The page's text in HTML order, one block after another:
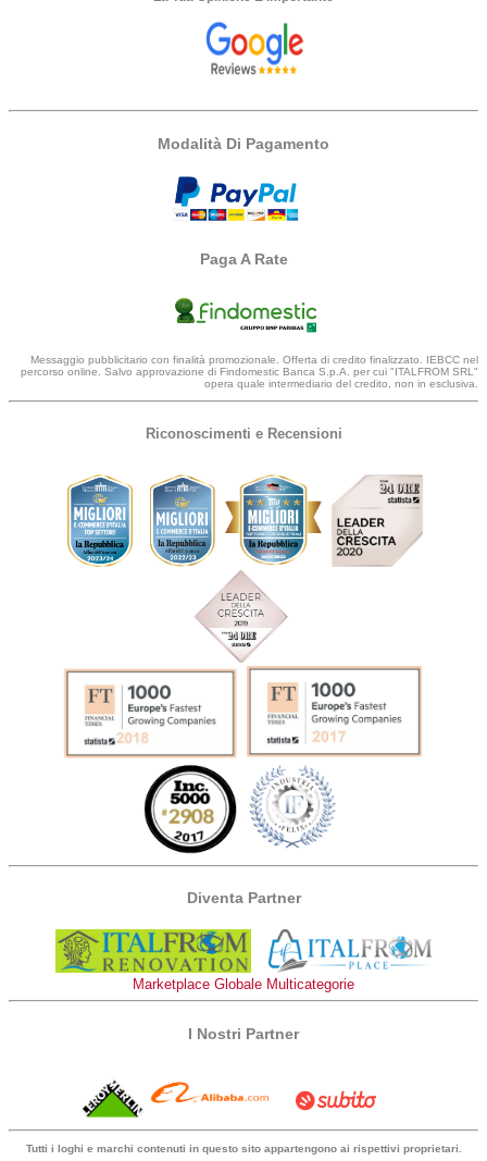
Modalità Di Pagamento
Paga A Rate
Messaggio pubblicitario con finalità promozionale. Offerta di credito finalizzato. IEBCC nel
percorso online. Salvo approvazione di Findomestic Banca S.p.A. per cui "ITALFROM SRL"
opera quale intermediario del credito, non in esclusiva.
Riconoscimenti e Recensioni
Diventa Partner
Marketplace Globale Multicategorie
I Nostri Partner
Tutti i loghi e marchi contenuti in questo sito appartengono ai rispettivi proprietari.